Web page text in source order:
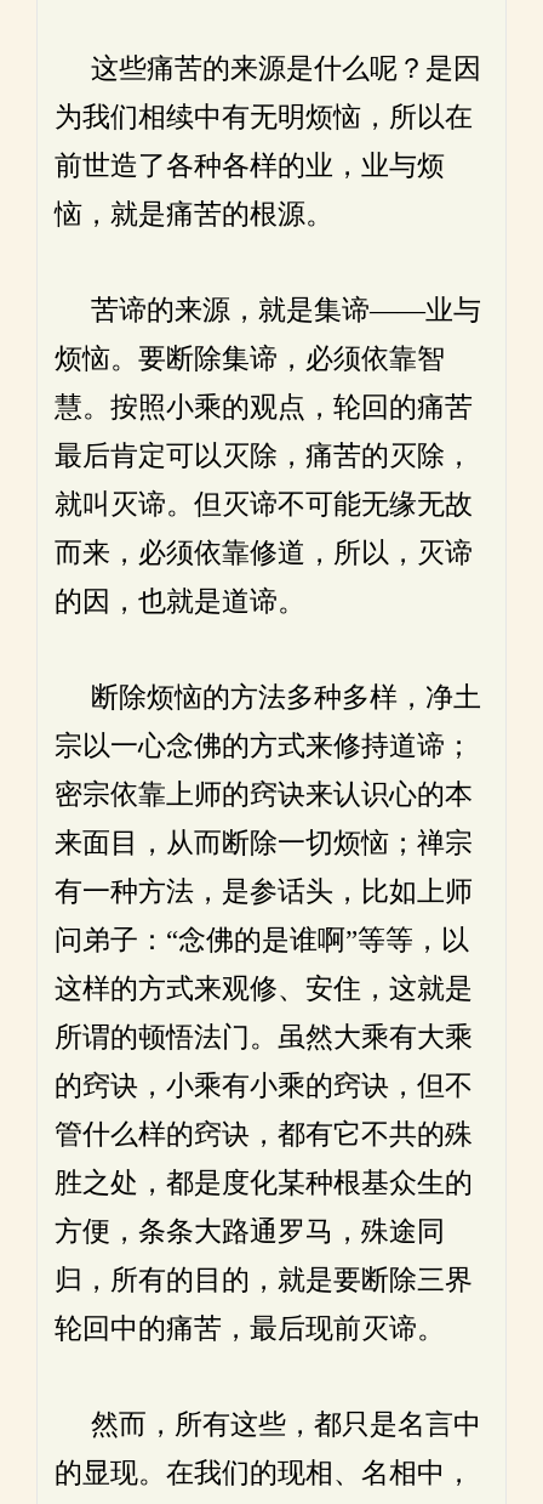
这些痛苦的来源是什么呢？是因
为我们相续中有无明烦恼，所以在
前世造了各种各样的业，业与烦
恼，就是痛苦的根源。
苦谛的来源，就是集谛——业与
烦恼。要断除集谛，必须依靠智
慧。按照小乘的观点，轮回的痛苦
最后肯定可以灭除，痛苦的灭除，
就叫灭谛。但灭谛不可能无缘无故
而来，必须依靠修道，所以，灭谛
的因，也就是道谛。
断除烦恼的方法多种多样，净土
宗以一心念佛的方式来修持道谛；
密宗依靠上师的窍诀来认识心的本
来面目，从而断除一切烦恼；禅宗
有一种方法，是参话头，比如上师
问弟子：“念佛的是谁啊”等等，以
这样的方式来观修、安住，这就是
所谓的顿悟法门。虽然大乘有大乘
的窍诀，小乘有小乘的窍诀，但不
管什么样的窍诀，都有它不共的殊
胜之处，都是度化某种根基众生的
方便，条条大路通罗马，殊途同
归，所有的目的，就是要断除三界
轮回中的痛苦，最后现前灭谛。
然而，所有这些，都只是名言中
的显现。在我们的现相、名相中，